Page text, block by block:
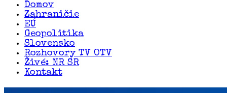
Domov
Zahraničie
EÚ
Geopolitika
Slovensko
Rozhovory TV OTV
Živé: NR SR
Kontakt